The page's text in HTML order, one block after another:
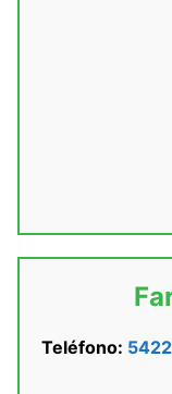
Teléfono: